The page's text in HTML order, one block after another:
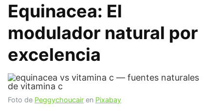
Equinacea: El
modulador natural por
excelencia
Foto de Peggychoucair en Pixabay